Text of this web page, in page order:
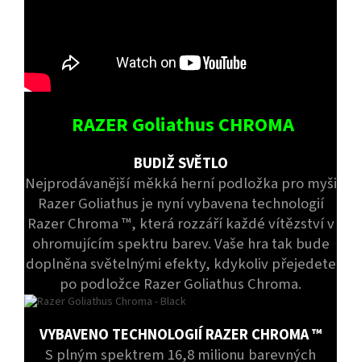
RAZER Goliathus CHROMA
BUDIŽ SVĚTLO
Nejprodávanější měkká herní podložka pro myši
Razer Goliathus je nyní vybavena technologií
Razer Chroma ™, která rozzáří každé vítězství v
ohromujícím spektru barev. Vaše hra tak bude
doplněna světelnými efekty, kdykoliv přejedete
po podložce Razer Goliathus Chroma.
VYBAVENO TECHNOLOGIÍ RAZER CHROMA ™
S plným spektrem 16,8 milionu barevných